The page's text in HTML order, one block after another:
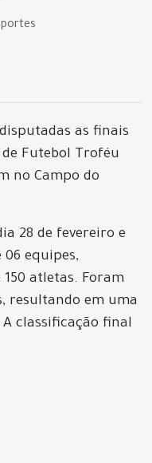
as finais
Futebol Troféu
no Campo do
28 de fevereiro e
equipes,
atletas. Foram
resultando em uma
classificação final